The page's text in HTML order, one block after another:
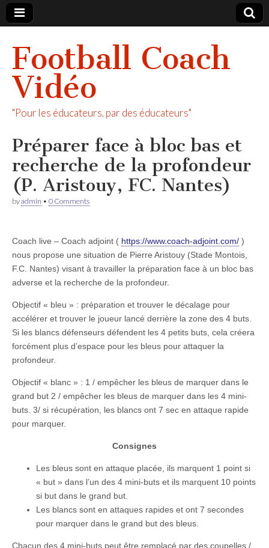
Football Coach
Vidéo
"Pour les éducateurs, par des éducateurs"
Préparer face à bloc bas et
recherche de la profondeur
(P. Aristouy, FC. Nantes)
byadmin • 0 Comments
Coach live – Coach adjoint ( https://www.coach-adjoint.com/ )
nous propose une situation de Pierre Aristouy (Stade Montois,
F.C. Nantes) visant à travailler la préparation face à un bloc bas
adverse et la recherche de la profondeur.
Objectif « bleu » : préparation et trouver le décalage pour
accélérer et trouver le joueur lancé derrière la zone des 4 buts.
Si les blancs défenseurs défendent les 4 petits buts, cela créera
forcément plus d’espace pour les bleus pour attaquer la
profondeur.
Objectif « blanc » : 1 / empêcher les bleus de marquer dans le
grand but 2 / empêcher les bleus de marquer dans les 4 mini-
buts. 3/ si récupération, les blancs ont 7 sec en attaque rapide
pour marquer.
Consignes
Les bleus sont en attaque placée, ils marquent 1 point si
« but » dans l’un des 4 mini-buts et ils marquent 10 points
si but dans le grand but.
Les blancs sont en attaques rapides et ont 7 secondes
pour marquer dans le grand but des bleus.
Chacun des 4 mini-buts peut être remplacé par des coupelles /